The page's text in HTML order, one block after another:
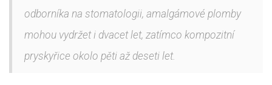
odborníka na stomatologii, amalgámové plomby
mohou vydržet i dvacet let, zatímco kompozitní
pryskyřice okolo pěti až deseti let.